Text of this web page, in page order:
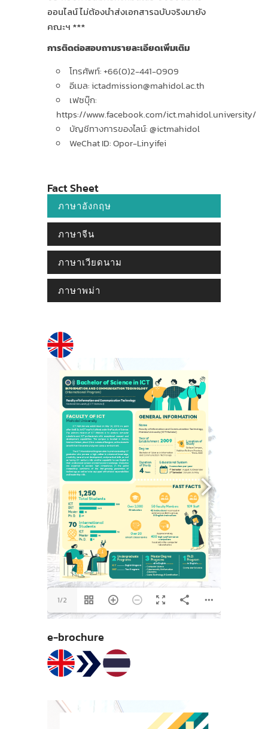
ออนไลน์ ไม่ต้องนำส่งเอกสารฉบับจริงมายัง
คณะฯ ***
การติดต่อสอบถามรายละเอียดเพิ่มเติม
โทรศัพท์: +66(0)2-441-0909
อีเมล: ictadmission@mahidol.ac.th
เฟซบุ๊ก:
https://www.facebook.com/ict.mahidol.university/
บัญชีทางการของไลน์: @ictmahidol
WeChat ID: Opor-Linyifei
Fact Sheet
ภาษาอังกฤษ
ภาษาจีน
ภาษาเวียดนาม
ภาษาพม่า
1/2
e-brochure